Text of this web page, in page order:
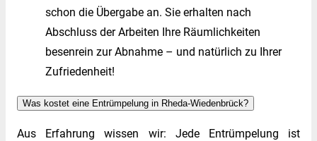
schon die Übergabe an. Sie erhalten nach
Abschluss der Arbeiten Ihre Räumlichkeiten
besenrein zur Abnahme – und natürlich zu Ihrer
Zufriedenheit!
Was kostet eine Entrümpelung in Rheda-Wiedenbrück?
Aus Erfahrung wissen wir: Jede Entrümpelung ist